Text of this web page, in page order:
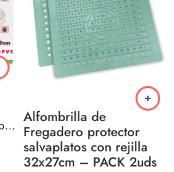
Mantel Cubremesa Ajustable Hule 100cm Alfombrilla de
Fregadero protector
salvaplatos con rejilla
32x27cm – PACK 2uds